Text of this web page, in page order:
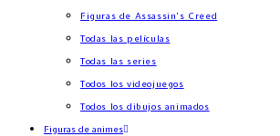
Figuras de Assassin’s Creed
Todas las películas
Todas las series
Todos los videojuegos
Todos los dibujos animados
Figuras de animes